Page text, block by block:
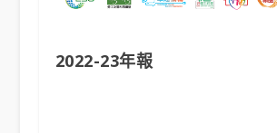
2022-23年報